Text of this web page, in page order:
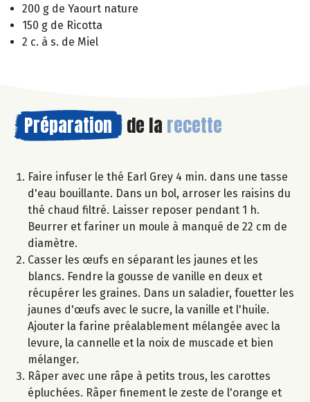
200 g de Yaourt nature
150 g de Ricotta
2 c. à s. de Miel
Préparation de la recette
Faire infuser le thé Earl Grey 4 min. dans une tasse
d'eau bouillante. Dans un bol, arroser les raisins du
thé chaud filtré. Laisser reposer pendant 1 h.
Beurrer et fariner un moule à manqué de 22 cm de
diamètre.
Casser les œufs en séparant les jaunes et les
blancs. Fendre la gousse de vanille en deux et
récupérer les graines. Dans un saladier, fouetter les
jaunes d'œufs avec le sucre, la vanille et l'huile.
Ajouter la farine préalablement mélangée avec la
levure, la cannelle et la noix de muscade et bien
mélanger.
Râper avec une râpe à petits trous, les carottes
épluchées. Râper finement le zeste de l'orange et